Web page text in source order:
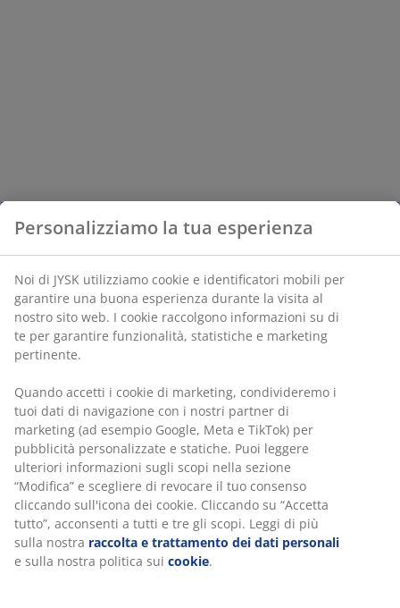
Personalizziamo la tua esperienza
Noi di JYSK utilizziamo cookie e identificatori mobili per
garantire una buona esperienza durante la visita al
nostro sito web. I cookie raccolgono informazioni su di
te per garantire funzionalità, statistiche e marketing
pertinente.
Quando accetti i cookie di marketing, condivideremo i
tuoi dati di navigazione con i nostri partner di
marketing (ad esempio Google, Meta e TikTok) per
pubblicità personalizzate e statiche. Puoi leggere
ulteriori informazioni sugli scopi nella sezione
“Modifica” e scegliere di revocare il tuo consenso
cliccando sull'icona dei cookie. Cliccando su “Accetta
tutto”, acconsenti a tutti e tre gli scopi. Leggi di più
sulla nostra raccolta e trattamento dei dati personali
e sulla nostra politica sui cookie.